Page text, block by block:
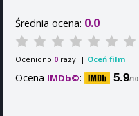
Średnia ocena: 0.0
Oceniono 0 razy. | Oceń film
Ocena IMDb©: 5.9/10